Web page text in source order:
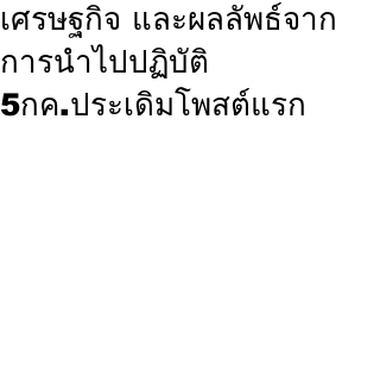
เศรษฐกิจ และผลลัพธ์จาก
การนำไปปฏิบัติ
5กค.ประเดิมโพสต์แรก